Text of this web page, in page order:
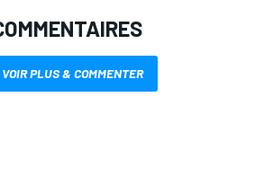
VOIR PLUS & COMMENTER